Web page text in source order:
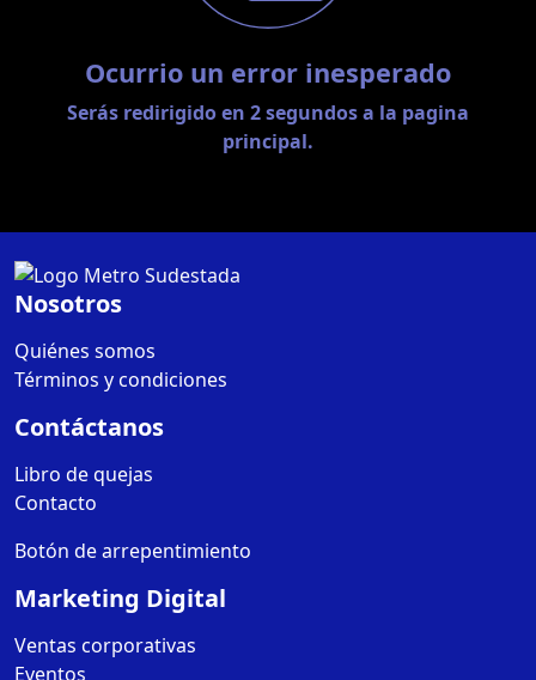
Ocurrio un error inesperado
Serás redirigido en 2segundos a la pagina
principal.
Nosotros
Quiénes somos
Términos y condiciones
Contáctanos
Libro de quejas
Contacto
Botón de arrepentimiento
Marketing Digital
Ventas corporativas
Eventos